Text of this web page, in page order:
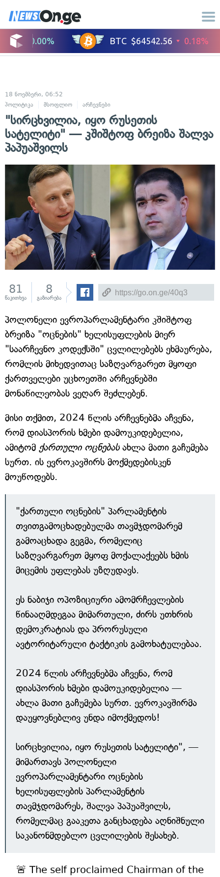
18 ნოემბერი, 06:52
პოლიტიკა
მსოფლიო არჩევნები
"სირცხვილია, იყო რუსეთის
სატელიტი" — კშიშტოფ ბრეიზა შალვა
პაპუაშვილს
81
წაკითხვა
8
გაზიარება
პოლონელი ევროპარლამენტარი კშიშტოფ
ბრეიზა "ოცნების" ხელისუფლების მიერ
"საარჩევნო კოდექსში" ცვლილებებს ეხმაურება,
რომლის მიხედვითაც საზღვარგარეთ მყოფი
ქართველები უცხოეთში არჩევნებში
მონაწილეობას ვეღარ შეძლებენ.
მისი თქმით, 2024 წლის არჩევნებმა აჩვენა,
რომ დიასპორის ხმები დამოუკიდებელია,
ამიტომ ქართული ოცნებასახლა მათი გაჩუმება
სურთ. ის ევროკავშირს მოქმედებისკენ
მოუწოდებს.
"ქართული ოცნების" პარლამენტის
თვითგამოცხადებულმა თავმჯდომარემ
გამოაცხადა გეგმა, რომელიც
საზღვარგარეთ მყოფ მოქალაქეებს ხმის
მიცემის უფლებას უზღუდავს.
ეს ნაბიჯი ოპოზიციური ამომრჩევლების
წინააღმდეგაა მიმართული, ძირს უთხრის
დემოკრატიას და პრორუსული
ავტორიტარული ტაქტიკის გამოხატულებაა.
2024 წლის არჩევნებმა აჩვენა, რომ
დიასპორის ხმები დამოუკიდებელია —
ახლა მათი გაჩუმება სურთ. ევროკავშირმა
დაუყოვნებლივ უნდა იმოქმედოს!
სირცხვილია, იყო რუსეთის სატელიტი", —
მიმართავს პოლონელი
ევროპარლამენტარი ოცნების
ხელისუფლების პარლამენტის
თავმჯდომარეს, შალვა პაპუაშვილს,
რომელმაც გააკეთა განცხადება აღნიშნული
საკანონმდებლო ცვლილების შესახებ.
🚨 The self proclaimed Chairman of the